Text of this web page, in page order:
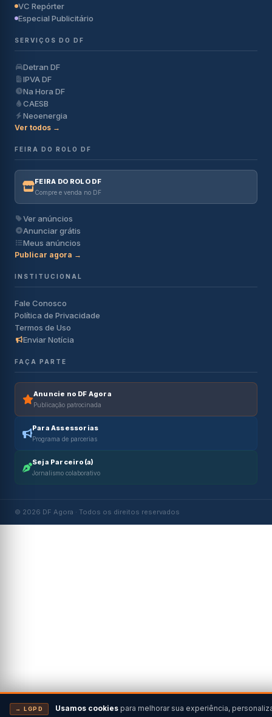
VC Repórter
Especial Publicitário
SERVIÇOS DO DF
Detran DF
IPVA DF
Na Hora DF
CAESB
Neoenergia
Ver todos →
FEIRA DO ROLO DF
FEIRA DO ROLO DF
Compre e venda no DF
Ver anúncios
Anunciar grátis
Meus anúncios
Publicar agora →
INSTITUCIONAL
Fale Conosco
Política de Privacidade
Termos de Uso
Enviar Notícia
FAÇA PARTE
Anuncie no DF Agora
Publicação patrocinada
Para Assessorias
Programa de parcerias
Seja Parceiro(a)
Jornalismo colaborativo
© 2026 DF Agora · Todos os direitos reservados
→ LGPD Usamos cookies para melhorar sua experiência,